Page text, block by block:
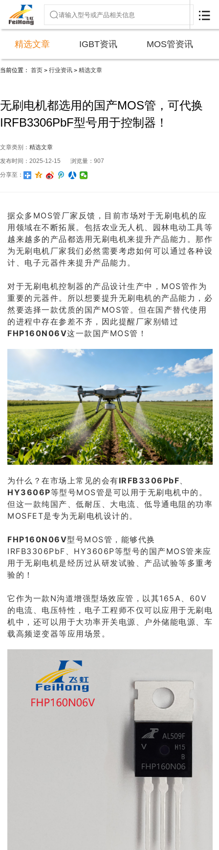

精选文章 IGBT资讯 MOS管资讯
当前位置： 首页 > 行业资讯 > 精选文章
无刷电机都选用的国产MOS管，可代换
IRFB3306PbF型号用于控制器！
文章类别： 精选文章
发布时间：2025-12-15
浏览量：907
分享至：
据众多MOS管厂家反馈，目前市场对于无刷电机的应
用领域在不断拓展。包括农业无人机、园林电动工具等
越来越多的产品都选用无刷电机来提升产品能力。那作
为无刷电机厂家我们必然需要考虑如何可以通过各种设
计、电子元器件来提升产品能力。
对于无刷电机控制器的产品设计生产中，MOS管作为
重要的元器件。所以想要提升无刷电机的产品能力，必
然要选择一款优质的国产MOS管。但在国产替代使用
的进程中存在参差不齐，因此提醒厂家别错过
FHP160N06V这一款国产MOS管！
为什么？在市场上常见的会有IRFB3306PbF
HY3606P等型号MOS管是可以用于无刷电机中的。
但这一款纯国产、低耐压、大电流、低导通电阻的功率
MOSFET是专为无刷电机设计的。
FHP160N06V型号MOS管，能够代换
IRFB3306PbF、HY3606P等型号的国产MOS管来应
用于无刷电机是经历过从研发试验、产品试验等多重考
验的！
它作为一款N沟道增强型场效应管，以其165A、60V
的电流、电压特性，电子工程师不仅可以应用于无刷电
机中，还可以用于大功率开关电源、户外储能电源、车
载高频逆变器等应用场景。